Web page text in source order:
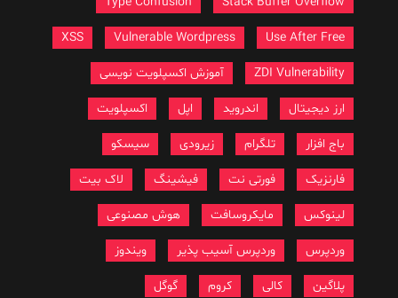
Use After Free
Vulnerable Wordpress
ZDI Vulnerability آموزش اکسپلویت نویسی
ارز دیجیتال اندروید اکسپلویت
باج افزار تلگرام زیرودی سیسکو
فارنزیک فورتی نت فیشینگ لاک بیت
لینوکس مایکروسافت هوش مصنوعی
وردپرس وردپرس آسیب پذیر ویندوز
پلاگین